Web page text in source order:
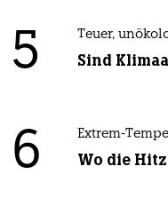
5 Teuer,
Sind
6 Extrem-
Wo die